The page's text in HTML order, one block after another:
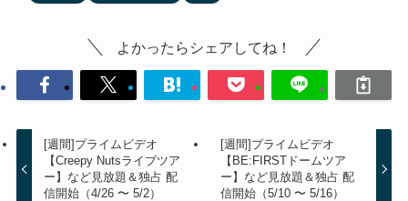
よかったらシェアしてね！
[週間]プライムビデオ
【Creepy Nutsライブツア
ー】など見放題＆独占 配
信開始（4/26 〜 5/2）
[週間]プライムビデオ
【BE:FIRSTドームツア
ー】など見放題＆独占 配
信開始（5/10 〜 5/16）